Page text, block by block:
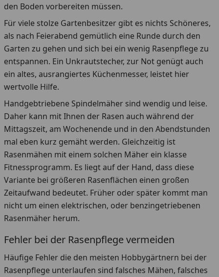
den Boden vorbereiten müssen.
Für viele stolze Gartenbesitzer gibt es nichts Schöneres,
als nach Feierabend gemütlich eine Runde durch den
Garten zu gehen und sich bei ein wenig Rasenpflege zu
entspannen. Ein Unkrautstecher, zur Not genügt auch
ein altes, ausrangiertes Küchenmesser, leistet hier
wertvolle Hilfe.
Handgebtriebene Spindelmäher sind wendig und leise.
Daher kann mit Ihnen der Rasen auch während der
Mittagszeit, am Wochenende und in den Abendstunden
mal eben kurz gemäht werden. Gleichzeitig ist
Rasenmähen mit einem solchen Mäher ein klasse
Fitnessprogramm. Es liegt auf der Hand, dass diese
Variante bei größeren Rasenflächen einen großen
Zeitaufwand bedeutet. Früher oder später kommt man
nicht um einen elektrischen, oder benzingetriebenen
Rasenmäher herum.
Fehler bei der Rasenpflege vermeiden
Häufige Fehler die den meisten Hobbygärtnern bei der
Rasenpflege unterlaufen sind falsches Mähen, falsches